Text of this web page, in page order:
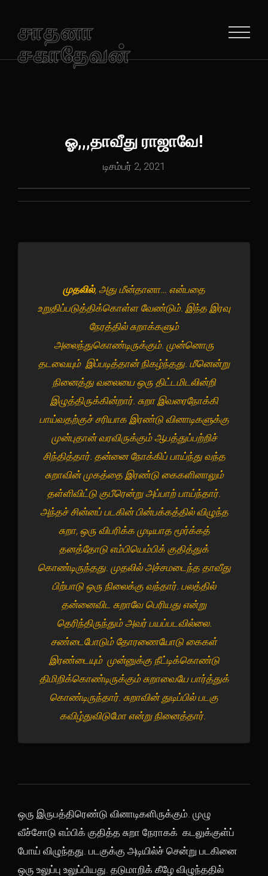
சாதனா
சகாதேவன்
ஓ,,,தாவீது ராஜாவே!
டிசம்பர் 2, 2021
முதலில், அது மீன்தானா… என்பதை
உறுதிப்படுத்திக்கொள்ள வேண்டும். இந்த இரவு
நேரத்தில் சுறாக்களும்
அலைந்துகொண்டிருக்கும். முன்னொரு
தடவையும் இப்படித்தான் நிகழ்ந்தது. மீனென்று
நினைத்து வலையை ஒரு திட்டமிடலின்றி
இழுத்திருக்கின்றார். சுறா இவரைநோக்கி
பாய்வதற்குச் சரியாக இரண்டு வினாடிகளுக்கு
முன்புதான் வரவிருக்கும் ஆபத்துப்பற்றிச்
சிந்தித்தார். தன்னை நோக்கிப் பாய்ந்து வந்த
சுறாவின் முகத்தை இரண்டு கைகளினாலும்
தள்ளிவிட்டு குபீரென்று அப்பாற் பாய்ந்தார்.
அந்தச் சின்னப் படகின் பின்பக்கத்தில் விழுந்த
சுறா, ஒரு விபரிக்க முடியாத மூர்க்கத்
தனத்தோடு எம்பியெம்பிக் குதித்துக்
கொண்டிருந்தது. முதலில் அச்சமடைந்த தாவீது
பிற்பாடு ஒரு நிலைக்கு வந்தார். பலத்தில்
தன்னைவிட சுறாவே பெரியது என்று
தெரிந்திருந்தும் அவர் பயப்படவில்லை.
சண்டைபோடும் தோரணையோடு கைகள்
இரண்டையும் முன்னுக்கு நீட்டிக்கொண்டு
திமிறிக்கொண்டிருக்கும் சுறாவையே பார்த்துக்
கொண்டிருந்தார். சுறாவின் துடிப்பில் படகு
கவிழ்துவிடுமோ என்று நினைத்தார்.
ஒரு இருபத்திரெண்டு வினாடிகளிருக்கும். முழு
வீச்சோடு எம்பிக் குதித்த சுறா நேராகக் கடலுக்குள்ப்
போய் விழுந்தது. படகுக்கு அடியில்ச் சென்று படகினை
ஒரு உலுப்பு உலுப்பியது. தடுமாறிக் கீழே விழுந்ததில்